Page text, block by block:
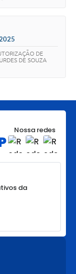
DE
DE SOUZA
Nossa redes
da